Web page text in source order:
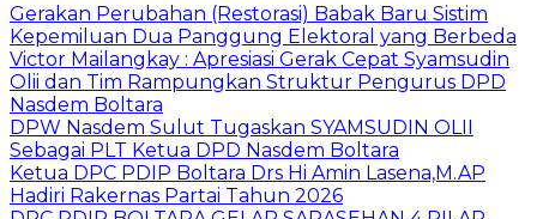
Gerakan Perubahan (Restorasi) Babak Baru Sistim
Kepemiluan Dua Panggung Elektoral yang Berbeda
Victor Mailangkay : Apresiasi Gerak Cepat Syamsudin
Olii dan Tim Rampungkan Struktur Pengurus DPD
Nasdem Boltara
DPW Nasdem Sulut Tugaskan SYAMSUDIN OLII
Sebagai PLT Ketua DPD Nasdem Boltara
Ketua DPC PDIP Boltara Drs Hi Amin Lasena,M.AP
Hadiri Rakernas Partai Tahun 2026